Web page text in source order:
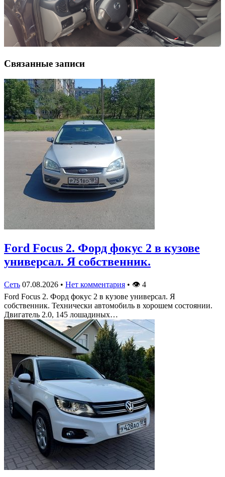
Связанные записи
Ford Focus 2. Форд фокус 2 в кузове
универсал. Я собственник.
Сеть 07.08.2026 • Нет комментария • 👁 4
Ford Focus 2. Форд фокус 2 в кузове универсал. Я
собственник. Технически автомобиль в хорошем состоянии.
Двигатель 2.0, 145 лошадиных…